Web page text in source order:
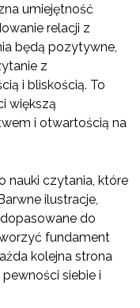
umiejętność
relacji z
będą pozytywne,
z
i bliskością. To
większą
i otwartością na
nauki czytania, które
ilustracje,
do
fundament
kolejna strona
siebie i